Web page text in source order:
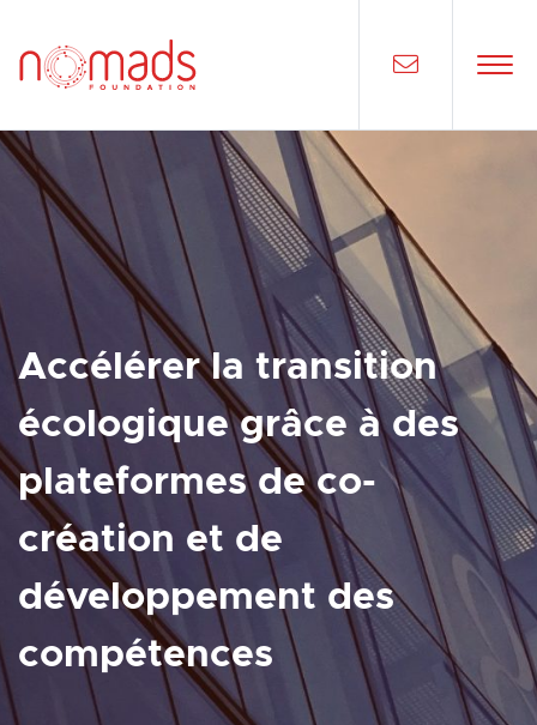
Accélérer la transition
écologique grâce à des
plateformes de co-
création et de
développement des
compétences